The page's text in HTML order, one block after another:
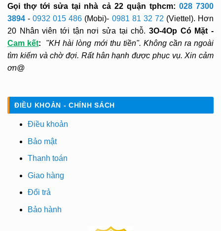
Gọi thợ tới sửa tại nhà cả 22 quận tphcm: 028 7300
3894-0932 015 486 (Mobi)- 0981 81 32 72 (Viettel). Hơn
20 Nhân viên tới tận nơi sửa tại chỗ. 3O-4Op Có Mặt -
Cam kết:
"KH hài lòng mới thu tiền". Không cần ra ngoài
tìm kiếm và chờ đợi. Rất hân hạnh được phục vụ. Xin cảm
ơn@
ĐIỀU KHOẢN - CHÍNH SÁCH
Điều khoản
Bảo mật
Thanh toán
Giao hàng
Đổi trả
Bảo hành